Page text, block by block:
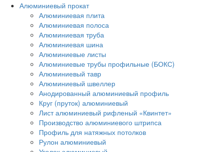
Алюминиевый прокат
Алюминиевая плита
Алюминиевая полоса
Алюминиевая труба
Алюминиевая шина
Алюминиевые листы
Алюминиевые трубы профильные (БОКС)
Алюминиевый тавр
Алюминиевый швеллер
Анодированный алюминиевый профиль
Круг (пруток) алюминиевый
Лист алюминиевый рифленый «Квинтет»
Производство алюминиевого штрипса
Профиль для натяжных потолков
Рулон алюминиевый